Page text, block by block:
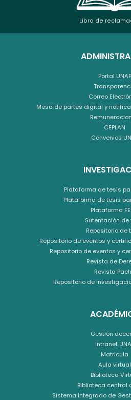
Libro de
Portal UNAP
Correo
Mesa de partes digital y
CEPLAN
Convenios
Plataforma de tesis
Plataforma de tesis
Plataforma
Sutentación de
Repositorio de
Repositorio de eventos y
Repositorio de eventos y
Revista de
Revista
Repositorio de
Gestión
Intranet
Matricula
Aula virtual
Biblioteca
Biblioteca central
Sistema Integrado de